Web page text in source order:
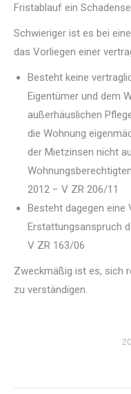
Fristablauf ein
Schwieriger ist es bei
das Vorliegen einer
Besteht keine
Eigentümer und dem
außerhäuslichen
die Wohnung
der Mietzinsen nicht
2012 − V ZR 206/11
Besteht dagegen eine
Erstattungsanspruch
V ZR 163/06
Zweckmäßig ist es, sich
zu verständigen.